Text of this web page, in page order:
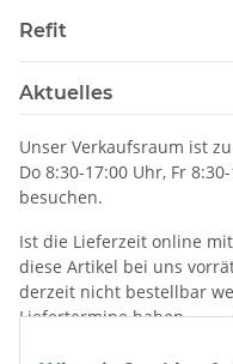
Refit
Aktuelles
Unser Verkaufsraum ist
Do 8:30-17:00 Uhr, Fr
besuchen.
Ist die Lieferzeit online
diese Artikel bei uns
derzeit nicht bestellbar
Liefertermine haben.